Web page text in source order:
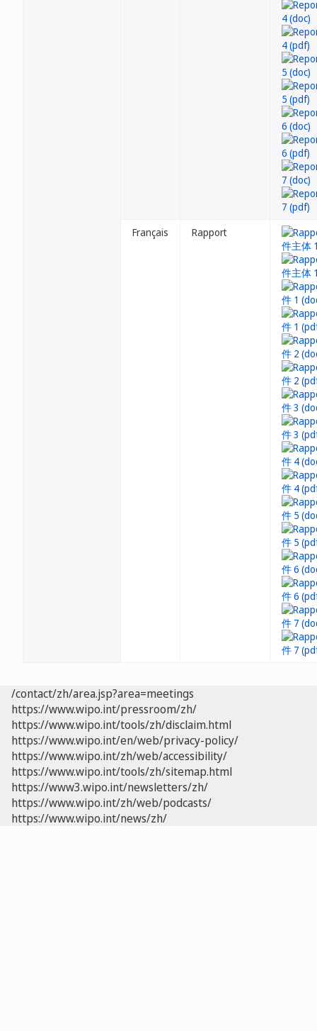
Français Rapport
/contact/zh/area.jsp?area=meetings
https://www.wipo.int/pressroom/zh/
https://www.wipo.int/tools/zh/disclaim.html
https://www.wipo.int/en/web/privacy-policy/
https://www.wipo.int/zh/web/accessibility/
https://www.wipo.int/tools/zh/sitemap.html
https://www3.wipo.int/newsletters/zh/
https://www.wipo.int/zh/web/podcasts/
https://www.wipo.int/news/zh/